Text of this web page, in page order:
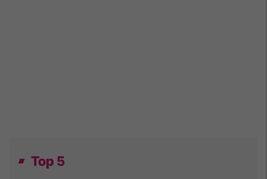
Top 5